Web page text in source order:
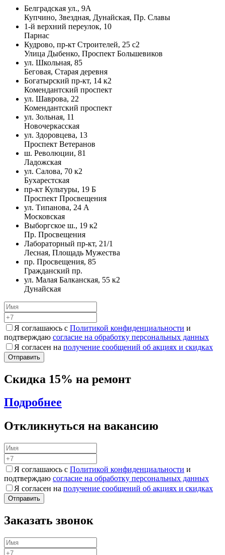
Белградская ул., 9А
Купчино, Звездная, Дунайская, Пр. Славы
1-й верхний переулок, 10
Парнас
Кудрово, пр-кт Строителей, 25 с2
Улица Дыбенко, Проспект Большевиков
ул. Школьная, 85
Беговая, Старая деревня
Богатырский пр-кт, 14 к2
Комендантский проспект
ул. Шаврова, 22
Комендантский проспект
ул. Зольная, 11
Новочеркасская
ул. Здоровцева, 13
Проспект Ветеранов
ш. Революции, 81
Ладожская
ул. Салова, 70 к2
Бухарестская
пр-кт Культуры, 19 Б
Проспект Просвещения
ул. Типанова, 24 А
Московская
Выборгское ш., 19 к2
Пр. Просвещения
Лабораторный пр-кт, 21/1
Лесная, Площадь Мужества
пр. Просвещения, 85
Гражданский пр.
ул. Малая Балканская, 55 к2
Дунайская
Я соглашаюсь с Политикой конфиденциальности и
подтверждаю согласие на обработку персональных данных
Я согласен на получение сообщений об акциях и скидках
Скидка 15% на ремонт
Подробнее
Откликнуться на вакансию
Я соглашаюсь с Политикой конфиденциальности и
подтверждаю согласие на обработку персональных данных
Я согласен на получение сообщений об акциях и скидках
Заказать звонок